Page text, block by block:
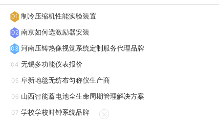
力、液位等参数，以及原料的流量和成分等，以确保化工生产
的稳定和安全。管道和阀门：巡检机器人可以检查管道和阀门
的运行状态，发现可能存在的泄漏和异常声响，及时进行维修
和更换，以避免事故的发生。巡检机器人在石油化工行业中主
要检查以下设备：石油储罐：巡检机器人可以用来监测石油储
罐内部的液位、温度、压力等参数，以确保储罐的正常运行和
安全。化工反应器：巡检机器人可以对化工反应器进行在线监
测，包括反应温度、压力、液位等参数，以及原料的流量和成
01 制冷压缩机性能实验装置
02 南京如何选激励器安装
03 河南压铸热像视觉系统定制服务代理品牌
04 无锡多功能仪表报价
05 阜新地毯无纺布匀称仪生产商
06 山西智能蓄电池全生命周期管理解决方案
07 学校学校时钟系统品牌